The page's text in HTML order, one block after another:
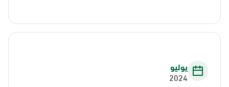
يوليو
2024